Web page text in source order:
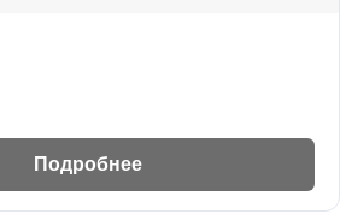
Подробнее